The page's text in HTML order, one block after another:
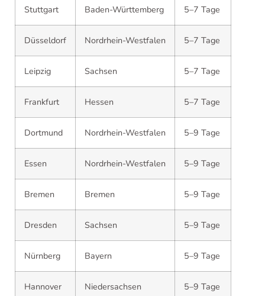
Stuttgart Baden-Württemberg 5–7 Tage
Düsseldorf Nordrhein-Westfalen 5–7 Tage
Leipzig Sachsen 5–7 Tage
Frankfurt Hessen 5–7 Tage
Dortmund Nordrhein-Westfalen 5–9 Tage
Essen Nordrhein-Westfalen 5–9 Tage
Bremen Bremen 5–9 Tage
Dresden Sachsen 5–9 Tage
Nürnberg Bayern 5–9 Tage
Hannover Niedersachsen 5–9 Tage